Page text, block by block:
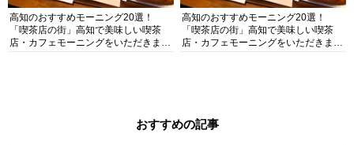
高知のおすすめモーニング20選！
「喫茶店の街」高知で美味しい喫茶
店・カフェモーニングをいただきま
高知のおすすめモーニング20選！
「喫茶店の街」高知で美味しい喫茶
店・カフェモーニングをいただきま
おすすめの記事